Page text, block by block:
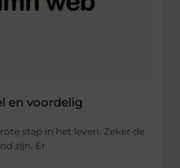
en voordelig
stap in het leven. Zeker de
zijn. Er